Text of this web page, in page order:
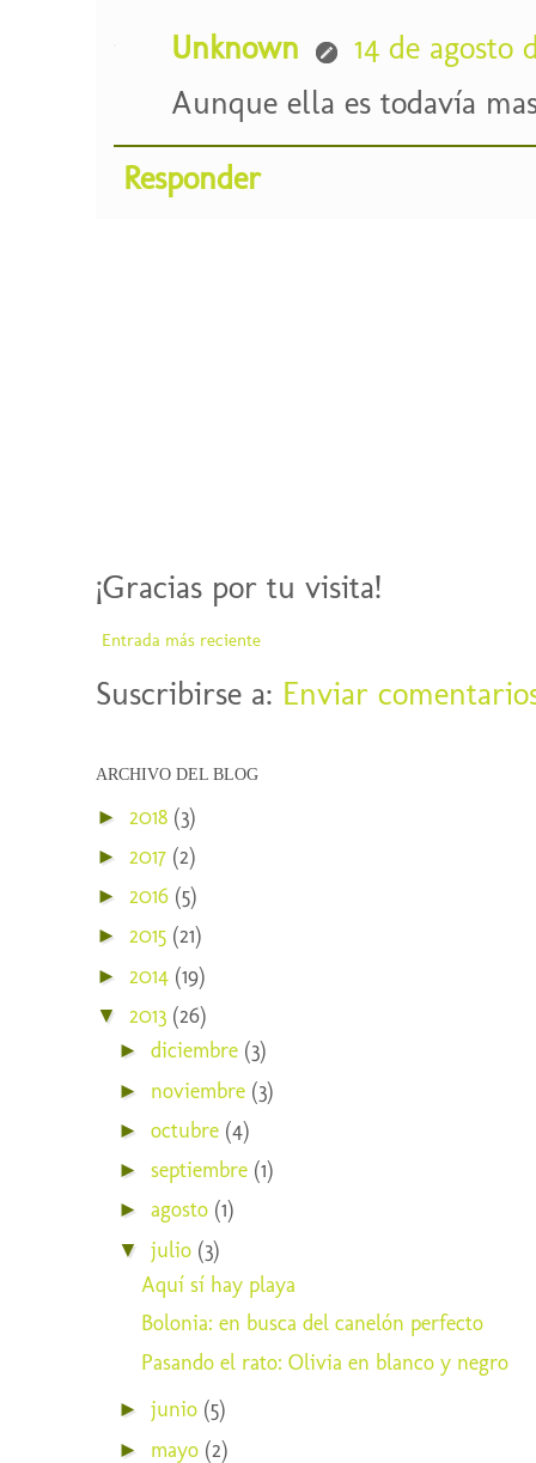
Unknown
14 de agosto
Aunque ella es todavía
Responder
¡Gracias por tu visita!
Entrada más reciente
Suscribirse a: Enviar
ARCHIVO DEL BLOG
► 2018 (3)
► 2017 (2)
► 2016 (5)
► 2015 (21)
► 2014 (19)
▼ 2013 (26)
► diciembre (3)
► noviembre (3)
► octubre (4)
► septiembre (1)
► agosto (1)
▼ julio (3)
Aquí sí hay playa
Bolonia: en busca del canelón perfecto
Pasando el rato: Olivia en blanco y negro
► junio (5)
► mayo (2)